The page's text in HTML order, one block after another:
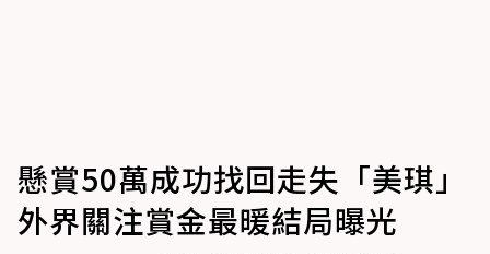
懸賞50萬成功找回走失「美琪」
外界關注賞金最暖結局曝光